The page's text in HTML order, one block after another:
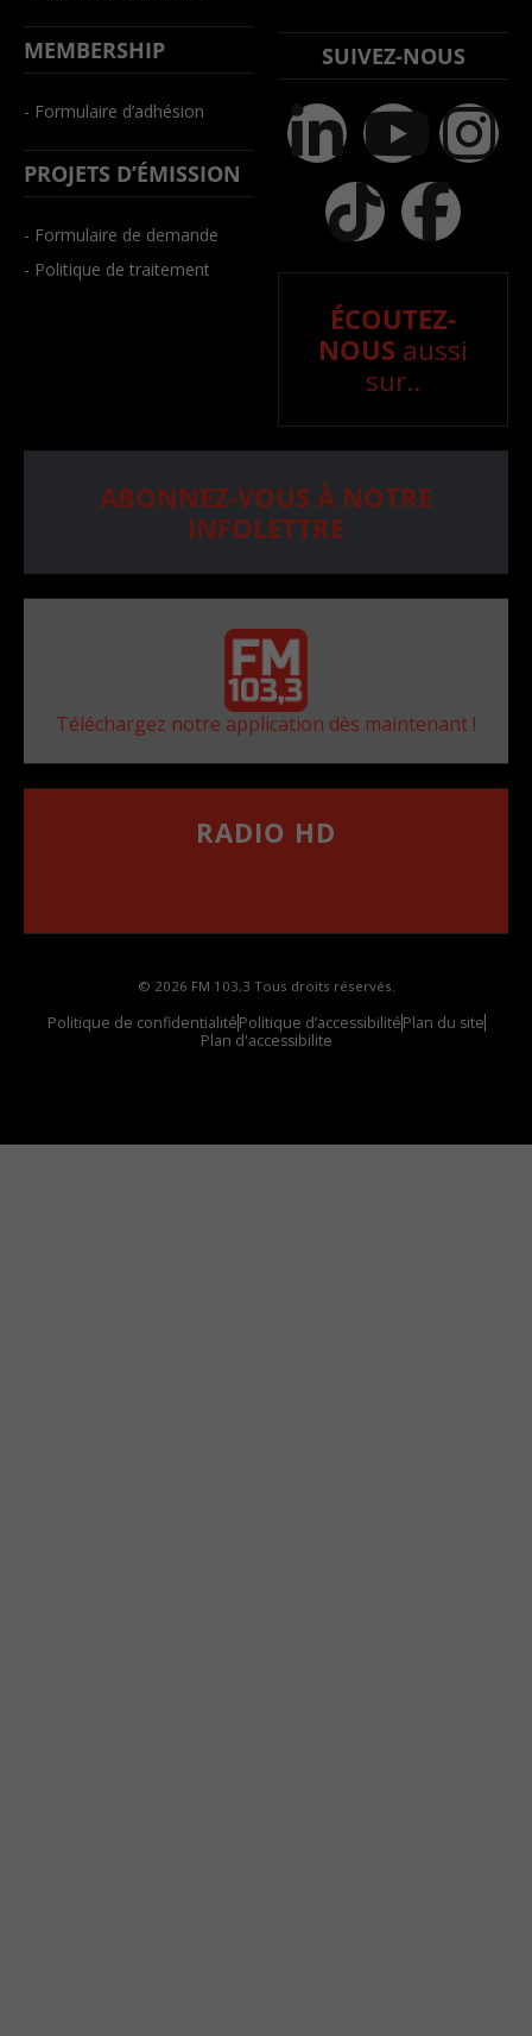
MEMBERSHIP
- Formulaire d’adhésion
PROJETS D’ÉMISSION
- Formulaire de demande
- Politique de traitement
SUIVEZ-NOUS
ÉCOUTEZ-
NOUS aussi
sur..
ABONNEZ-VOUS À NOTRE
INFOLETTRE
Téléchargez notre application dès maintenant !
RADIO HD
© 2026 FM 103,3 Tous droits réservés.
Politique de confidentialitéPolitique d’accessibilitéPlan du site
Plan d'accessibilite